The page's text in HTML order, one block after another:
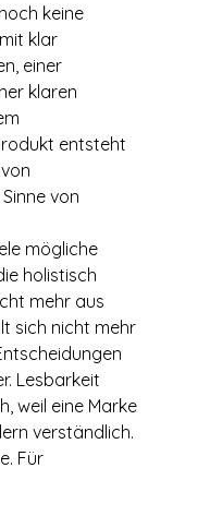
keine
klar
einer
klaren
entsteht
von
mögliche
holistisch
mehr aus
sich nicht mehr
Lesbarkeit
weil eine Marke
verständlich.
Für